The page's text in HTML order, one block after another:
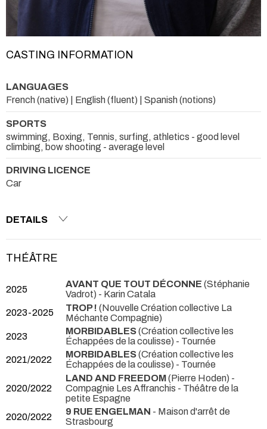
CASTING INFORMATION
LANGUAGES
French (native) | English (fluent) | Spanish (notions)
SPORTS
swimming, Boxing, Tennis, surfing, athletics - good level
climbing, bow shooting - average level
DRIVING LICENCE
Car
DETAILS
THÉÂTRE
2025 AVANT QUE TOUT DÉCONNE (Stéphanie
Vadrot) - Karin Catala
2023-2025
TROP ! (Nouvelle Création collective La
Méchante Compagnie)
2023
MORBIDABLES(Création collective les
Échappées de la coulisse) - Tournée
2021/2022
MORBIDABLES(Création collective les
Échappées de la coulisse) - Tournée
2020/2022
LAND AND FREEDOM(Pierre Hoden) -
Compagnie Les Affranchis - Théâtre de la
petite Espagne
2020/2022
9 RUE ENGELMAN - Maison d'arrêt de
Strasbourg